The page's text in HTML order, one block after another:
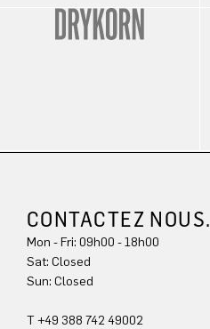
CONTACTEZ NOUS.
Mon - Fri: 09h00 - 18h00
Sun: Closed
T +49 388 742 49002